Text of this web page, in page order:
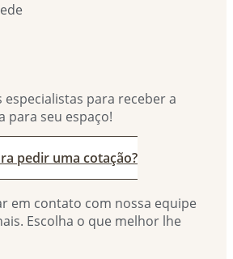
especialistas para receber a
para seu espaço!
pedir uma cotação?
em contato com nossa equipe
Escolha o que melhor lhe